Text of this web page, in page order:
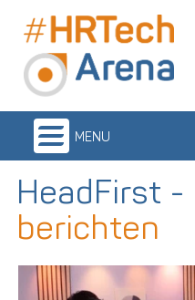
menu
HeadFirst -
berichten